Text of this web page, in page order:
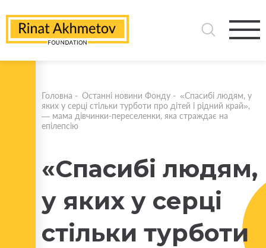
Головна - Останні новини Фонду - «Спасибі людям, у
яких у серці стільки турботи про дітей і рідний край»,
— мама дівчинки-переселенки, яка страждає на
епілепсію
«Спасибі людям,
у яких у серці
стільки турботи